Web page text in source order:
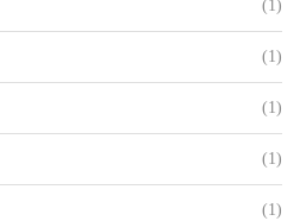
(1)
(1)
(1)
(1)
(1)